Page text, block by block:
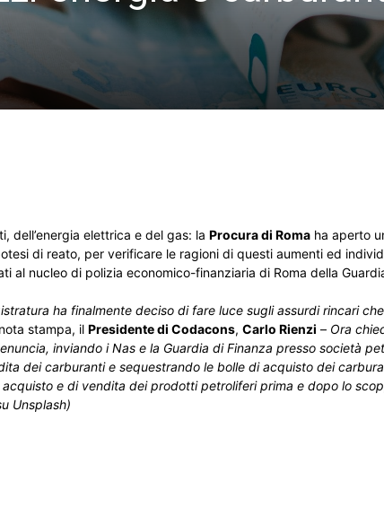
dell’energia elettrica e del gas: la Procura di Roma ha aperto
di reato, per verificare le ragioni di questi aumenti ed
al nucleo di polizia economico-finanziaria di Roma della
ha finalmente deciso di fare luce sugli assurdi rincari
stampa, il Presidente di Codacons, Carlo Rienzi – Ora
inviando i Nas e la Guardia di Finanza presso società
dei carburanti e sequestrando le bolle di acquisto dei
e di vendita dei prodotti petroliferi prima e dopo lo
Unsplash)